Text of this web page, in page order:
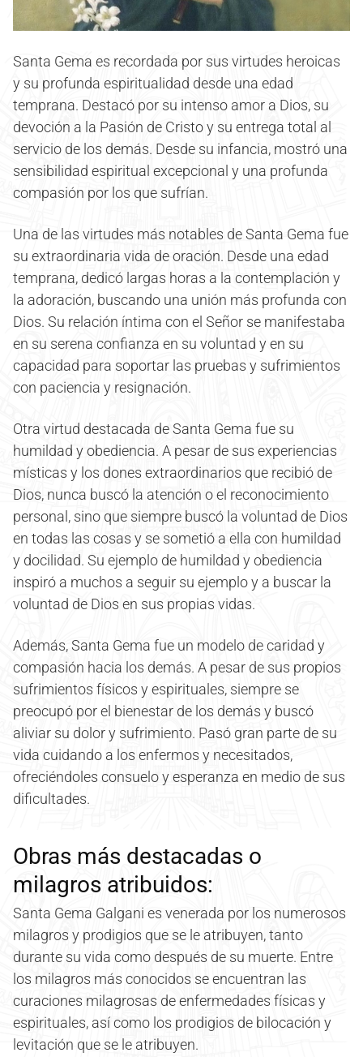
Santa Gema es recordada por sus virtudes heroicas
y su profunda espiritualidad desde una edad
temprana. Destacó por su intenso amor a Dios, su
devoción a la Pasión de Cristo y su entrega total al
servicio de los demás. Desde su infancia, mostró una
sensibilidad espiritual excepcional y una profunda
compasión por los que sufrían.
Una de las virtudes más notables de Santa Gema fue
su extraordinaria vida de oración. Desde una edad
temprana, dedicó largas horas a la contemplación y
la adoración, buscando una unión más profunda con
Dios. Su relación íntima con el Señor se manifestaba
en su serena confianza en su voluntad y en su
capacidad para soportar las pruebas y sufrimientos
con paciencia y resignación.
Otra virtud destacada de Santa Gema fue su
humildad y obediencia. A pesar de sus experiencias
místicas y los dones extraordinarios que recibió de
Dios, nunca buscó la atención o el reconocimiento
personal, sino que siempre buscó la voluntad de Dios
en todas las cosas y se sometió a ella con humildad
y docilidad. Su ejemplo de humildad y obediencia
inspiró a muchos a seguir su ejemplo y a buscar la
voluntad de Dios en sus propias vidas.
Además, Santa Gema fue un modelo de caridad y
compasión hacia los demás. A pesar de sus propios
sufrimientos físicos y espirituales, siempre se
preocupó por el bienestar de los demás y buscó
aliviar su dolor y sufrimiento. Pasó gran parte de su
vida cuidando a los enfermos y necesitados,
ofreciéndoles consuelo y esperanza en medio de sus
dificultades.
Obras más destacadas o
milagros atribuidos:
Santa Gema Galgani es venerada por los numerosos
milagros y prodigios que se le atribuyen, tanto
durante su vida como después de su muerte. Entre
los milagros más conocidos se encuentran las
curaciones milagrosas de enfermedades físicas y
espirituales, así como los prodigios de bilocación y
levitación que se le atribuyen.